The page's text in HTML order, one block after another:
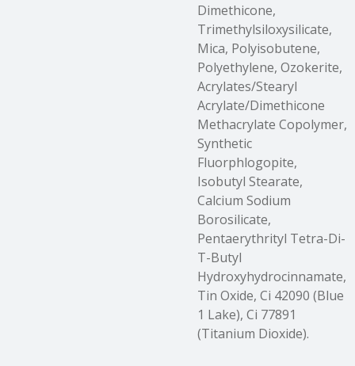
Dimethicone,
Trimethylsiloxysilicate,
Mica, Polyisobutene,
Polyethylene, Ozokerite,
Acrylates/Stearyl
Acrylate/Dimethicone
Methacrylate Copolymer,
Synthetic
Fluorphlogopite,
Isobutyl Stearate,
Calcium Sodium
Borosilicate,
Pentaerythrityl Tetra-Di-
T-Butyl
Hydroxyhydrocinnamate,
Tin Oxide, Ci 42090 (Blue
1 Lake), Ci 77891
(Titanium Dioxide).